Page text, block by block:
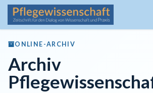
Zum Inhalt springen
ONLINE-ARCHIV
Archiv